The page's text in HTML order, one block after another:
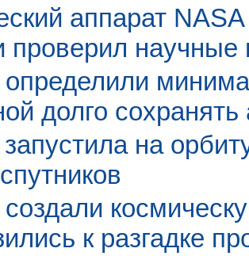
аппарат
проверил научные
долго
на
к разгадке